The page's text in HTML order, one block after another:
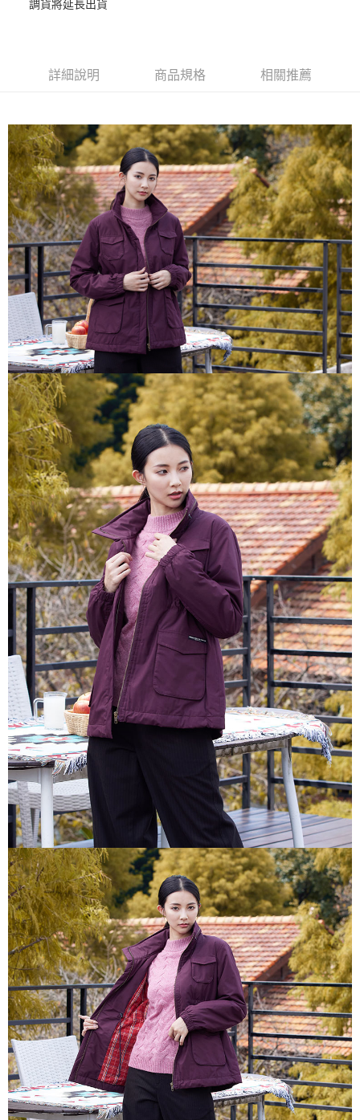
元大商業銀行
台新國際商業銀行
中國信託商業銀行
台灣樂天信用卡公司
臺灣中小企業銀行
玉山商業銀行
星展（台灣）商業銀行
AFTEE先享後付
相關說明
【關於「AFTEE先享後付」】
AFTEE先享後付是「在收到商品之後才付款」的支付方式。 讓您購物簡單
便利好安心！
１．簡單：不需註冊會員、不需綁卡、不需儲值。
２．便利：只要手機號碼，簡訊認證，即可結帳。
３．安心：先確認商品／服務後，再付款。
【「AFTEE先享後付」結帳流程】
１．於結帳方式選擇「AFTEE先享後付」後，將跳轉至「AFTEE先享後付」
結帳頁面，進行簡訊認證並確認金額後，即可完成結帳。
２．訂單成立數日內，您將收到繳費通知簡訊。
３．收到繳費通知簡訊後14天內，點擊此簡訊中的連結，可透過四大超商／
ATM／網路銀行／等多元方式進行付款，方視為交易完成。
※ 請注意：結帳手續完成當下不需立刻繳費，但若您需要取消訂單，請聯絡
購買商品的店家。未經商家同意取消之訂單仍視為有效，需透過AFTEE先享
後付繳納相關費用。
※ 交易是否成功請以「AFTEE先享後付 」之結帳頁面顯示為準，若有關於
是否繳費成功／繳費後需取消欲退款等相關疑問，請聯繫「AFTEE先享後付
客戶支援中心」https://netprotections.freshdesk.com/support/home
【注意事項】
１．透過由恩沛科技股份有限公司提供之「AFTEE先享後付」服務完成之交
易，需依本服務之必要範圍內提供個人資料，並將交易相關給付款項請求債
權轉讓予恩沛科技股份有限公司。
２．關於個人資料處理事宜，請瀏覽以下網址：
https://aftee.tw/terms/#terms3
３．未成年的使用者請事先徵得法定代理人或監護人之同意方可使用
「AFTEE先享後付」，若未經同意申辦者引起之損失，本公司不負相關責
任。
４．使用「AFTEE先享後付」時，將依據個別帳號之用戶狀況，依本公司即
時審查核予不同之上限額度；若仍有額度不足之情形，本公司將視審查結果
請求用戶進行身份認證。
５．嚴禁一人註冊多個帳號或使用他人資訊註冊。若發現惡意使用之情形，
恩沛科技股份有限公司將有權停止該用戶之使用額度並採取法律行動。
ATM付款
貨到付款
運送方式
全家超商取貨付款
每筆NT$100，滿NT$2,000(含以上)免運費
付款後全家超商取貨
每筆NT$100，滿NT$2,000(含以上)免運費
7-11超商取貨付款
每筆NT$100，滿NT$2,000(含以上)免運費
付款後7-11超商取貨
每筆NT$100，滿NT$2,000(含以上)免運費
新竹物流宅配
每筆NT$100，滿NT$2,000(含以上)免運費
付款後門市自取
免運費
貨到付款
每筆NT$100，滿NT$2,000(含以上)免運費
調貨將延長出貨
詳細說明 商品規格 相關推薦